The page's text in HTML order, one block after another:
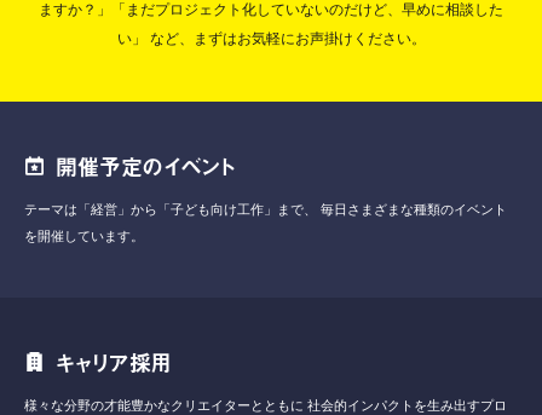
ますか？」「まだプロジェクト化していないのだけど、早めに相談した
い」
など、まずはお気軽にお声掛けください。
開催予定のイベント
テーマは「経営」から「子ども向け工作」まで、
毎日さまざまな種類のイベント
を開催しています。
キャリア採用
様々な分野の才能豊かなクリエイターとともに 社会的インパクトを生み出すプロ